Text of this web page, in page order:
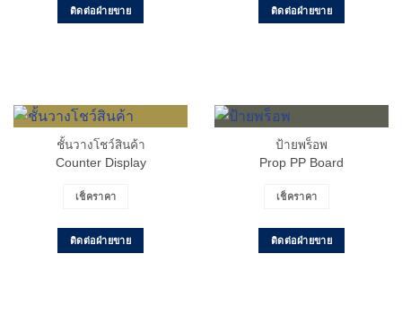
ติดต่อฝ่ายขาย ติดต่อฝ่ายขาย
ชั้นวางโชว์สินค้า
Counter Display
เช็คราคา
ติดต่อฝ่ายขาย
ป้ายพร็อพ
Prop PP Board
เช็คราคา
ติดต่อฝ่ายขาย